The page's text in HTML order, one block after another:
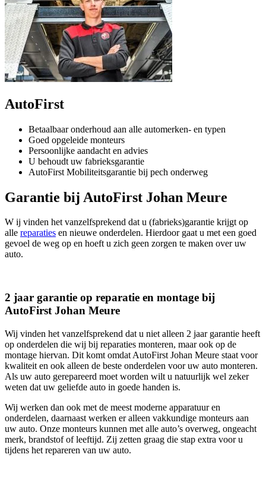
AutoFirst
Betaalbaar onderhoud aan alle automerken- en typen
Goed opgeleide monteurs
Persoonlijke aandacht en advies
U behoudt uw fabrieksgarantie
AutoFirst Mobiliteitsgarantie bij pech onderweg
Garantie bij AutoFirst Johan Meure
W ij vinden het vanzelfsprekend dat u (fabrieks)garantie krijgt op
alle reparaties en nieuwe onderdelen. Hierdoor gaat u met een goed
gevoel de weg op en hoeft u zich geen zorgen te maken over uw
auto.
2 jaar garantie op reparatie en montage bij
AutoFirst Johan Meure
Wij vinden het vanzelfsprekend dat u niet alleen 2 jaar garantie heeft
op onderdelen die wij bij reparaties monteren, maar ook op de
montage hiervan. Dit komt omdat AutoFirst Johan Meure staat voor
kwaliteit en ook alleen de beste onderdelen voor uw auto monteren.
Als uw auto gerepareerd moet worden wilt u natuurlijk wel zeker
weten dat uw geliefde auto in goede handen is.
Wij werken dan ook met de meest moderne apparatuur en
onderdelen, daarnaast werken er alleen vakkundige monteurs aan
uw auto. Onze monteurs kunnen met alle auto’s overweg, ongeacht
merk, brandstof of leeftijd. Zij zetten graag die stap extra voor u
tijdens het repareren van uw auto.